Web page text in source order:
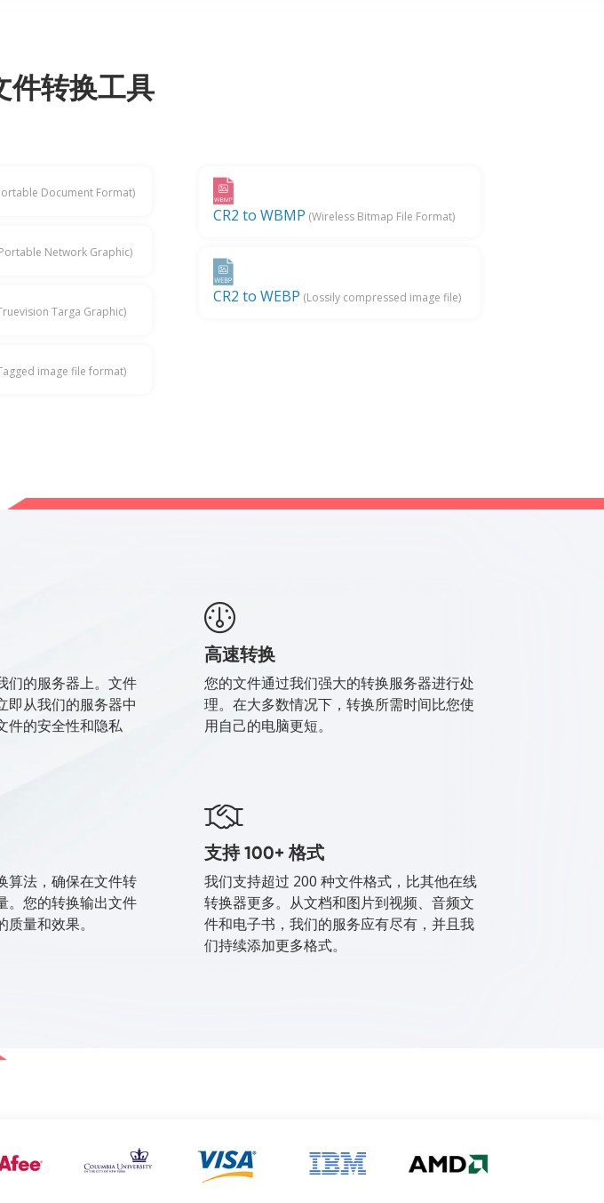
件转换工具
Document Format)
Network Graphic)
Targa Graphic)
image file format)
CR2 to WBMP (Wireless Bitmap File Format)
CR2 to WEBP (Lossily compressed image file)
们的服务器上。文件
即从我们的服务器中
件的安全性和隐私
高速转换
您的文件通过我们强大的转换服务器进行处
理。在大多数情况下，转换所需时间比您使
用自己的电脑更短。
算法，确保在文件转
。您的转换输出文件
量和效果。
支持 100+ 格式
我们支持超过 200 种文件格式，比其他在线
转换器更多。从文档和图片到视频、音频文
件和电子书，我们的服务应有尽有，并且我
们持续添加更多格式。